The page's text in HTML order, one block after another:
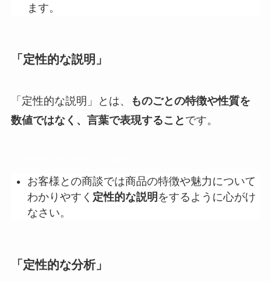
ます。
「定性的な説明」
「定性的な説明」とは、
ものごとの特徴や性質を
数値ではなく、言葉で表現すること です。
お客様との商談では商品の特徴や魅力について
わかりやすく 定性的な説明 をするように心がけ
なさい。
「定性的な分析」